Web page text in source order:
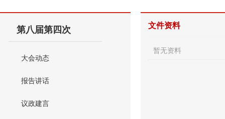
第八届第四次
大会动态
报告讲话
议政建言
文件资料
暂无资料